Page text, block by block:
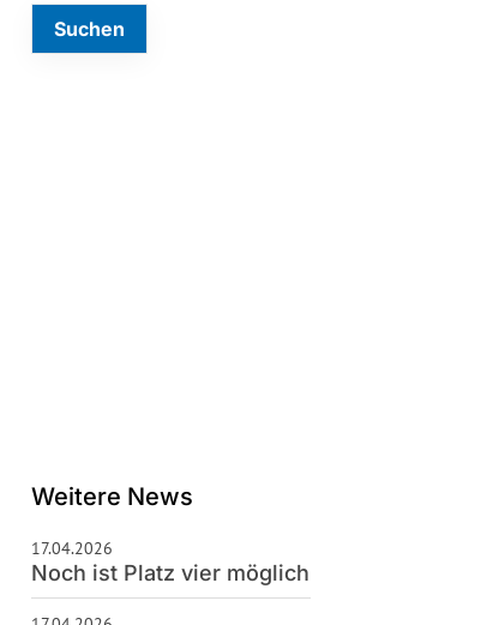
Weitere News
17.04.2026
Noch ist Platz vier möglich
17.04.2026